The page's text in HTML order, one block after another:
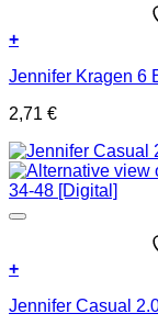
+
Jennifer Kragen 6
2,71 €
+
Jennifer Casual